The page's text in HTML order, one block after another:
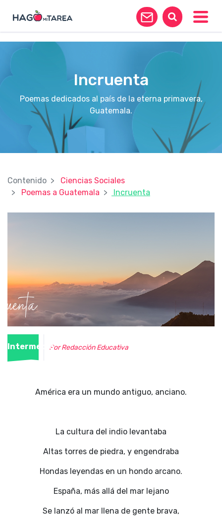
Incruenta
Poemas dedicados al país de la eterna primavera,
Guatemala.
Contenido
Ciencias Sociales
Poemas a Guatemala
Incruenta
IntermedioPor Redacción Educativa
América era un mundo antiguo, anciano.
La cultura del indio levantaba
Altas torres de piedra, y engendraba
Hondas leyendas en un hondo arcano.
España, más allá del mar lejano
Se lanzó al mar llena de gente brava,